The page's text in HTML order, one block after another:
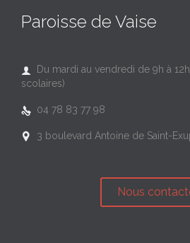
Paroisse de Vaise

Du mardi au vendredi de 9h à
scolaires)
 04 78 83 77 98
 3 boulevard Antoine de Saint-
Nous